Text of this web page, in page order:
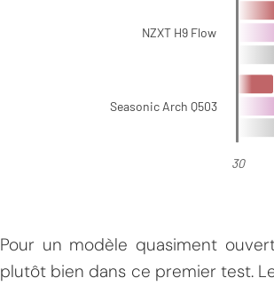
Pour un modèle quasiment
plutôt bien dans ce premier test.